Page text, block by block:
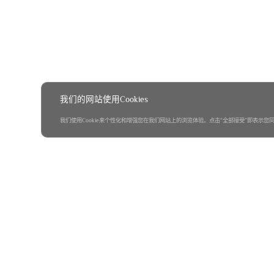
我们的网站使用Cookies
我们使用Cookie来个性化和增强您在我们网站上的浏览体验。点击“全部接受”即表示您